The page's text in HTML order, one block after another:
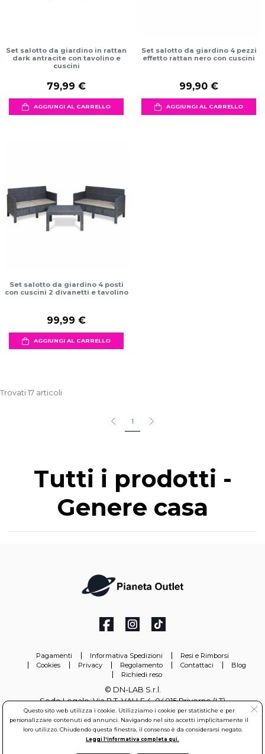
Set salotto da giardino in rattan
dark antracite con tavolino e
cuscini
79,99 €
AGGIUNGI AL CARRELLO
Set salotto da giardino 4 pezzi
effetto rattan nero con cuscini
99,90 €
AGGIUNGI AL CARRELLO
Set salotto da giardino 4 posti
con cuscini 2 divanetti e tavolino
99,99 €
AGGIUNGI AL CARRELLO
Trovati 17 articoli
1
Tutti i prodotti -
Genere casa
Pagamenti Informativa Spedizioni
Resi e Rimborsi
Cookies
Privacy Regolamento Contattaci
Blog
Richiedi reso
© DN-LAB S.r.l.
Sede Legale: Via P.T. VALLE 4, 04015 Priverno (LT)
Partita Iva: 03154350593 - Iscritta al Registro delle Imprese di
Latina REA: LT-306097
Questo sito web utilizza i cookie. Utilizziamo i cookie per statistiche e per
personalizzare contenuti ed annunci. Navigando nel sito accetti implicitamente il
loro utilizzo. Chiudendo questa finestra, il consenso è da considerarsi negato.
Leggi l'informativa completa qui.